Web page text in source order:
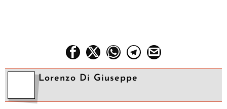
Lorenzo Di Giuseppe